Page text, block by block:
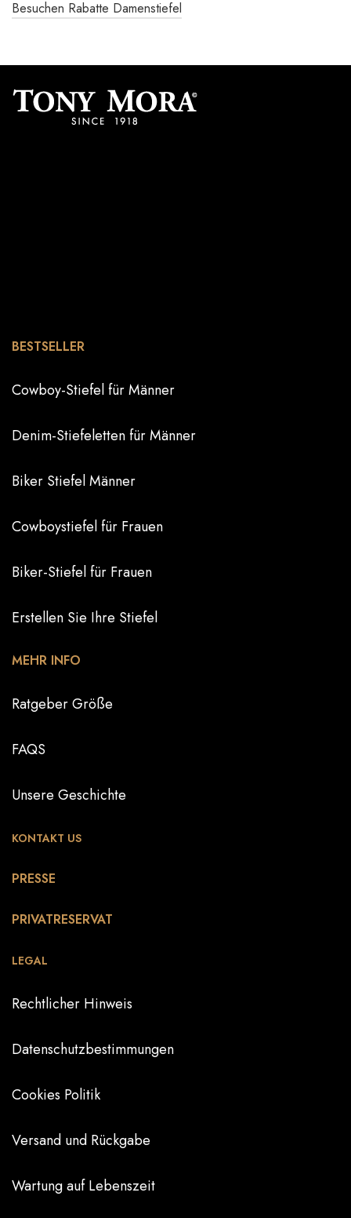
Besuchen Rabatte Damenstiefel
BESTSELLER
Cowboy-Stiefel für Männer
Denim-Stiefeletten für Männer
Biker Stiefel Männer
Cowboystiefel für Frauen
Biker-Stiefel für Frauen
Erstellen Sie Ihre Stiefel
MEHR INFO
Ratgeber Größe
FAQS
Unsere Geschichte
KONTAKT US
PRESSE
PRIVATRESERVAT
LEGAL
Rechtlicher Hinweis
Datenschutzbestimmungen
Cookies Politik
Versand und Rückgabe
Wartung auf Lebenszeit